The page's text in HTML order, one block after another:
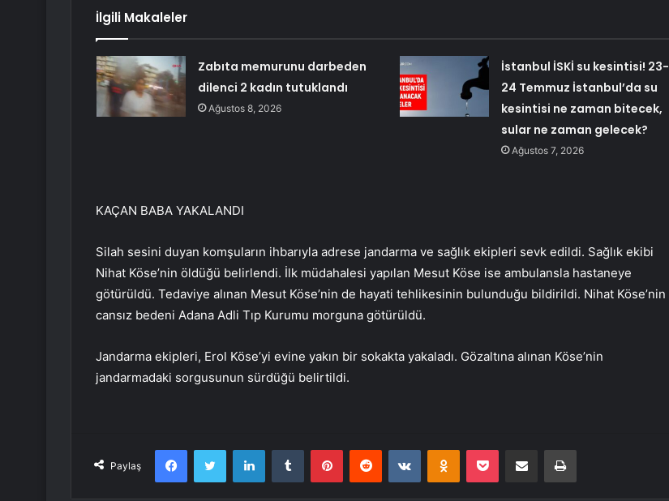
İlgili Makaleler
Zabıta memurunu darbeden
dilenci 2 kadın tutuklandı
Ağustos 8, 2026
İstanbul İSKİ su kesintisi! 23-
24 Temmuz İstanbul’da su
kesintisi ne zaman bitecek,
sular ne zaman gelecek?
Ağustos 7, 2026
KAÇAN BABA YAKALANDI
Silah sesini duyan komşuların ihbarıyla adrese jandarma ve sağlık ekipleri sevk edildi. Sağlık ekibi
Nihat Köse’nin öldüğü belirlendi. İlk müdahalesi yapılan Mesut Köse ise ambulansla hastaneye
götürüldü. Tedaviye alınan Mesut Köse’nin de hayati tehlikesinin bulunduğu bildirildi. Nihat Köse’nin
cansız bedeni Adana Adli Tıp Kurumu morguna götürüldü.
Jandarma ekipleri, Erol Köse’yi evine yakın bir sokakta yakaladı. Gözaltına alınan Köse’nin
jandarmadaki sorgusunun sürdüğü belirtildi.
Paylaş
FacebookTwitter LinkedInTumblr PinterestReddit VKontakteOdnoklassniki
Pocket E-Posta ile paylaş Yazdır